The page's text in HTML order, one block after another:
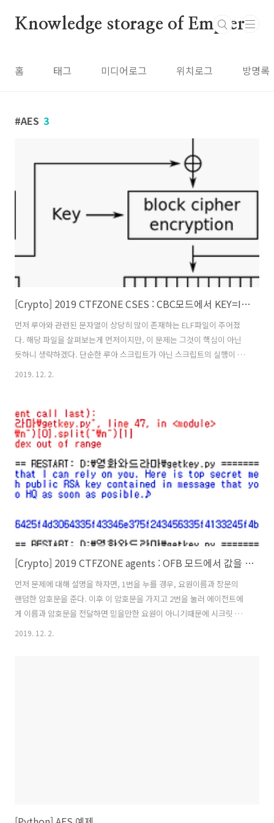
Knowledge storage of Empier
홈 태그 미디어로그 위치로그 방명록
AES 3
[Crypto] 2019 CTFZONE CSES : CBC모드에서 KEY=IV 일때, 발생하는 취약점
먼저 루아와 관련된 문자열이 상당히 많이 존재하는 ELF파일이 주어졌
다. 해당 파일을 살펴보는게 먼저이지만, 이 문제는 그것이 핵심이 아닌
듯하니 생략하겠다. 단순한 루아 스크립트가 아닌 스크립트의 실행이 가
능한 파일이라는 것을 알 수 있었다. 아래의 루아 라이브러리에 대해 빌
에 47과 4F가 많이 나타나는 수상한 값을 찾을 수 있었다. 읽을 수 없도록
꼬아져있다고 생각했다. a1은 암호화되어 있는 스크립트의 주소, a2는
스크립트의 길이를 인자로 복호화 연산을 하는 것으로 추정되는 함수를
찾아서 아래처럼 동일하게 작성해 동작시켰다. 출력 결과로 루아 컴파일
러에 의해 컴파일된 ..
2019. 12. 2.
[Crypto] 2019 CTFZONE agents : OFB 모드에서 값을 조작해야하는 문제
먼저 문제에 대해 설명을 하자면, 1번을 누를 경우, 요원이름과 장문의
랜덤한 암호문을 준다. 이후 이 암호문을 가지고 2번을 눌러 에이전트에
게 이름과 암호문을 전달하면 믿을만한 요원이 아니기때문에 시크릿 메
시지를 줄 수 없다고 한다. 이에 분석을 해서 알게된 것을 아래와 같이 추
2019. 12. 2.